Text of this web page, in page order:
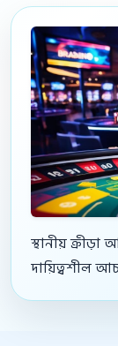
স্থানীয়
দায়িত্বশীল